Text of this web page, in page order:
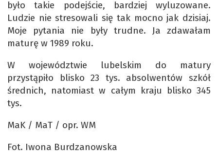
było takie podejście, bardziej wyluzowane.
Ludzie nie stresowali się tak mocno jak dzisiaj.
Moje pytania nie były trudne. Ja zdawałam
maturę w 1989 roku.
W województwie lubelskim do matury
przystąpiło blisko 23 tys. absolwentów szkół
średnich, natomiast w całym kraju blisko 345
tys.
MaK / MaT / opr. WM
Fot. Iwona Burdzanowska